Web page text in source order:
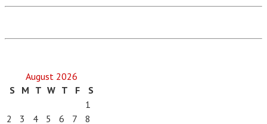
August 2026
S
M T W T F
S
1
2
3 4 5 6 7 8